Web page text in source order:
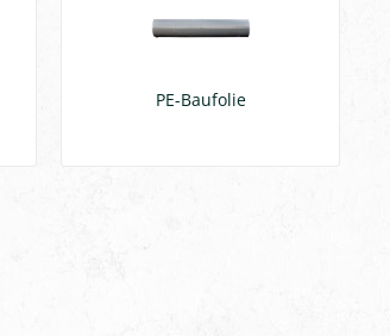
PE-Baufolie